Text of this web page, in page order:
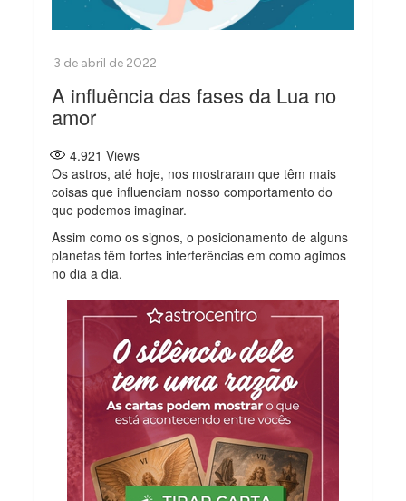
A influência das fases da Lua no
amor
4.921 Views
Os astros, até hoje, nos mostraram que têm mais
coisas que influenciam nosso comportamento do
que podemos imaginar.
Assim como os signos, o posicionamento de alguns
planetas têm fortes interferências em como agimos
no dia a dia.